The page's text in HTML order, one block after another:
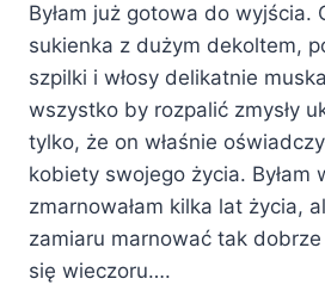
Byłam już gotowa do wyjścia.
sukienka z dużym dekoltem,
szpilki i włosy delikatnie
wszystko by rozpalić zmysły
tylko, że on właśnie
kobiety swojego życia. Byłam
zmarnowałam kilka lat życia,
zamiaru marnować tak
się wieczoru….